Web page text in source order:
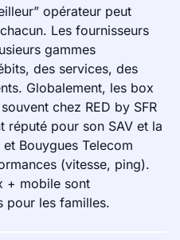
opérateur peut
Les fournisseurs
gammes
des services, des
Globalement, les box
chez RED by SFR
réputé pour son SAV et la
Bouygues Telecom
(vitesse, ping).
+ mobile sont
pour les familles.